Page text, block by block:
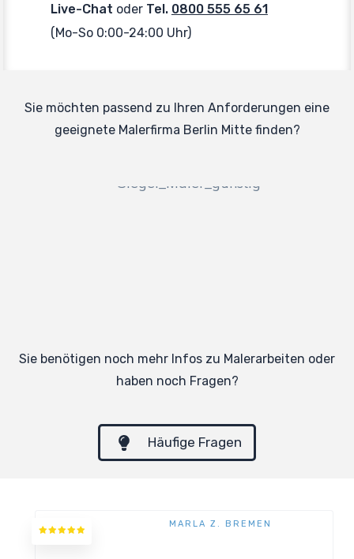
Live-Chat oderTel. 0800 555 65 61
(Mo-So 0:00-24:00 Uhr)
Sie möchten passend zu Ihren Anforderungen eine
geeignete Malerfirma Berlin Mitte finden?
Sie benötigen noch mehr Infos zu Malerarbeiten oder
haben noch Fragen?
Häufige Fragen
MARLA Z. BREMEN